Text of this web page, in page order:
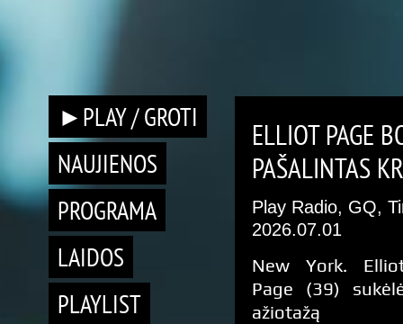
►PLAY / GROTI
NAUJIENOS
PROGRAMA
LAIDOS
PLAYLIST
ELLIOT PAGE
PAŠALINTAS
Play Radio, GQ,
2026.07.01
New York.
Page (39)
ažiotažą